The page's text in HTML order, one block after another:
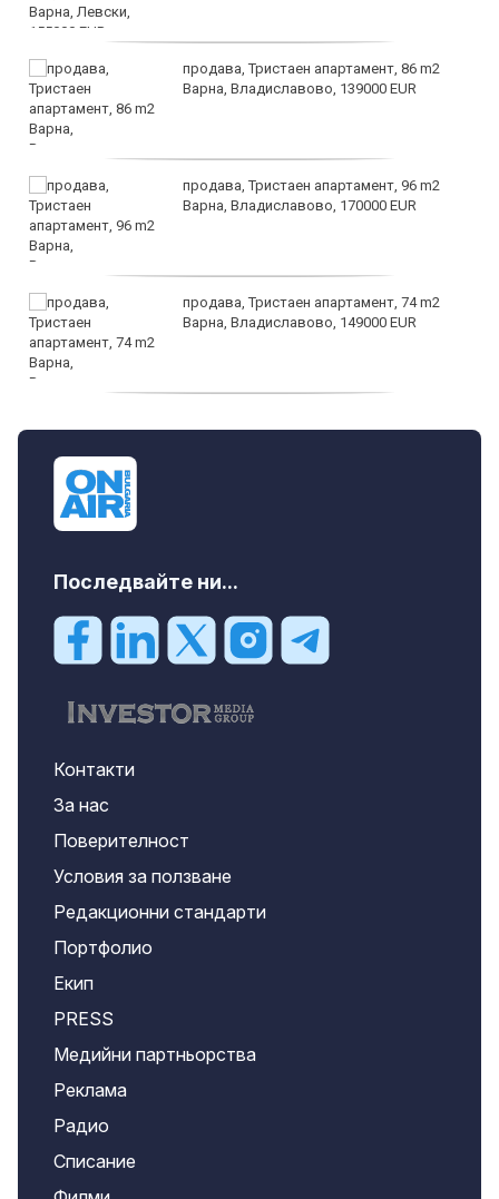
продава, Тристаен апартамент, 86 m2
Варна, Владиславово, 139000 EUR
продава, Тристаен апартамент, 96 m2
Варна, Владиславово, 170000 EUR
продава, Тристаен апартамент, 74 m2
Варна, Владиславово, 149000 EUR
Последвайте ни...
Контакти
За нас
Поверителност
Условия за ползване
Редакционни стандарти
Портфолио
Екип
PRESS
Медийни партньорства
Реклама
Радио
Списание